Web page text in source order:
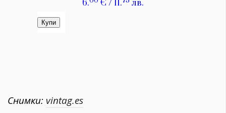
Снимки: vintag.es